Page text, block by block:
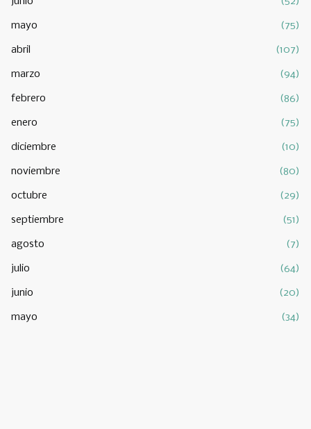
mayo (75)
abril (107)
marzo (94)
febrero (86)
enero (75)
diciembre (10)
noviembre (80)
octubre (29)
septiembre (51)
agosto (7)
julio (64)
junio (20)
mayo (34)